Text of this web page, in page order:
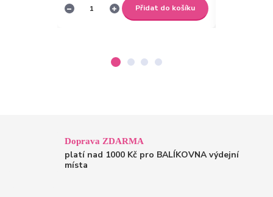
Přidat do košíku
Doprava ZDARMA
platí nad 1000 Kč pro BALÍKOVNA výdejní
místa